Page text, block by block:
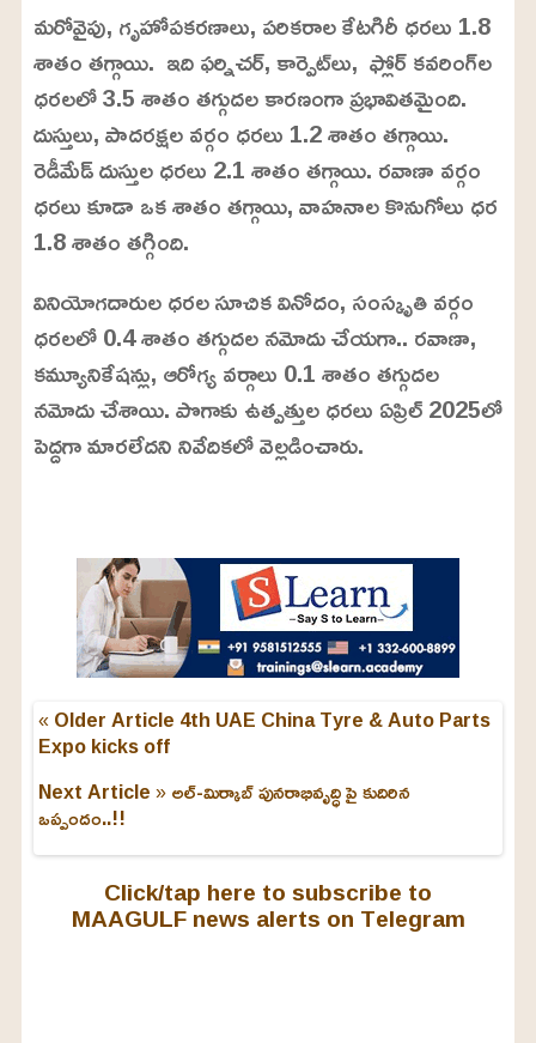
మరోవైపు, గృహోపకరణాలు, పరికరాల కేటగిరీ ధరలు 1.8
శాతం తగ్గాయి. ఇది ఫర్నిచర్, కార్పెట్‌లు, ఫ్లోర్ కవరింగ్‌ల
ధరలలో 3.5 శాతం తగ్గుదల కారణంగా ప్రభావితమైంది.
దుస్తులు, పాదరక్షల వర్గం ధరలు 1.2 శాతం తగ్గాయి.
రెడీమేడ్ దుస్తుల ధరలు 2.1 శాతం తగ్గాయి. రవాణా వర్గం
ధరలు కూడా ఒక శాతం తగ్గాయి, వాహనాల కొనుగోలు ధర
1.8 శాతం తగ్గింది.
వినియోగదారుల ధరల సూచిక వినోదం, సంస్కృతి వర్గం
ధరలలో 0.4 శాతం తగ్గుదల నమోదు చేయగా.. రవాణా,
కమ్యూనికేషన్లు, ఆరోగ్య వర్గాలు 0.1 శాతం తగ్గుదల
నమోదు చేశాయి. పొగాకు ఉత్పత్తుల ధరలు ఏప్రిల్ 2025లో
పెద్దగా మారలేదని నివేదికలో వెల్లడించారు.
« Older Article 4th UAE China Tyre & Auto Parts
Expo kicks off
Next Article »అల్-మిర్కాబ్ పునరాభివృద్ధి పై కుదిరిన
ఒప్పందం..!!
Click/tap here to subscribe to
MAAGULF news alerts on Telegram